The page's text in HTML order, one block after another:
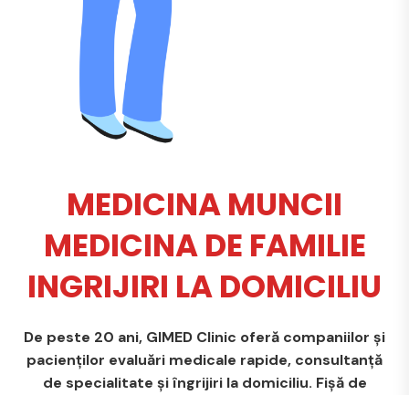
MEDICINA MUNCII
MEDICINA DE FAMILIE
INGRIJIRI LA DOMICILIU
De peste 20 ani, GIMED Clinic oferă companiilor și
pacienților evaluări medicale rapide, consultanță
de specialitate și îngrijiri la domiciliu. Fișă de